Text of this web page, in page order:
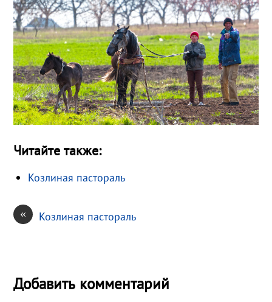
Читайте также:
Козлиная пастораль
« Козлиная пастораль
Добавить комментарий